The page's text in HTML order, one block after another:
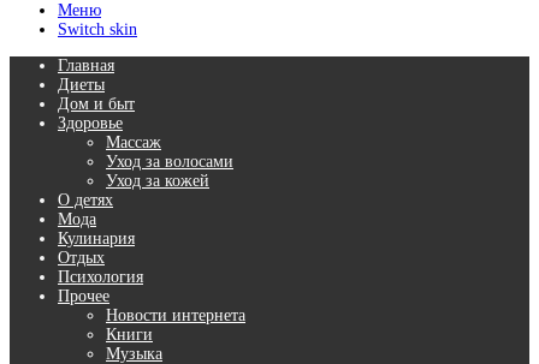
Меню
Switch skin
Главная
Диеты
Дом и быт
Здоровье
Массаж
Уход за волосами
Уход за кожей
О детях
Мода
Кулинария
Отдых
Психология
Прочее
Новости интернета
Книги
Музыка